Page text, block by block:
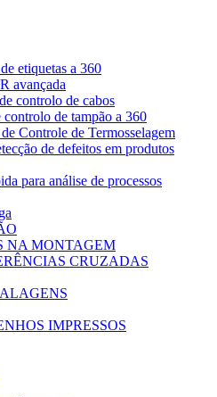
etiquetas a 360
avançada
controlo de cabos
de tampão a 360
Controle de Termosselagem
de defeitos em produtos
para análise de processos
NA MONTAGEM
CRUZADAS
IMPRESSOS